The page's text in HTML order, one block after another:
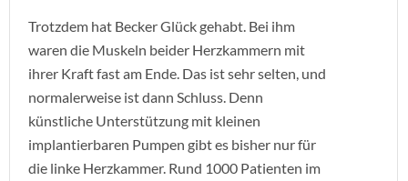
Trotzdem hat Becker Glück gehabt. Bei ihm
waren die Muskeln beider Herzkammern mit
ihrer Kraft fast am Ende. Das ist sehr selten, und
normalerweise ist dann Schluss. Denn
künstliche Unterstützung mit kleinen
implantierbaren Pumpen gibt es bisher nur für
die linke Herzkammer. Rund 1000 Patienten im